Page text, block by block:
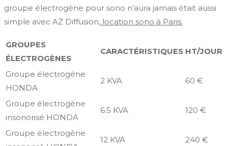
groupe électrogène pour sono n’aura jamais était aussi
simple avec AZ Diffusion, location sono à Paris.
GROUPES
ÉLECTROGÈNES
CARACTÉRISTIQUES HT/JOUR
Groupe électrogène
HONDA
2 KVA 60 €
Groupe électrogène
insonorisé HONDA
6.5 KVA 120 €
Groupe électrogène
12 KVA 240 €